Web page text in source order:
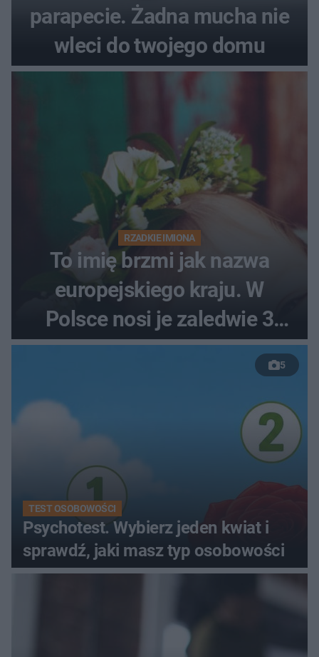
parapecie. Żadna mucha nie
wleci do twojego domu
RZADKIE IMIONA
To imię brzmi jak nazwa
europejskiego kraju. W
Polsce nosi je zaledwie 3
kobiety
5
TEST OSOBOWOŚCI
Psychotest. Wybierz jeden kwiat i
sprawdź, jaki masz typ osobowości